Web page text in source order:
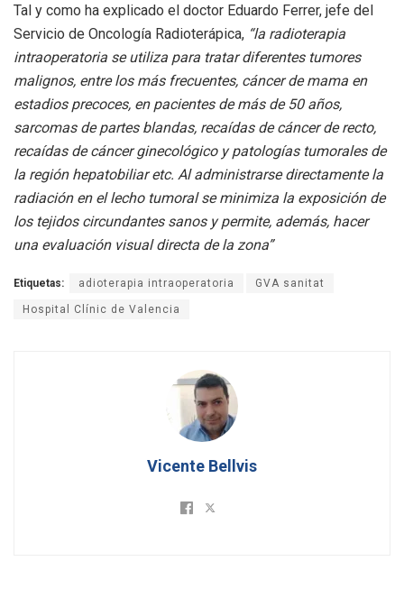
Tal y como ha explicado el doctor Eduardo Ferrer, jefe del
Servicio de Oncología Radioterápica, “la radioterapia
intraoperatoria se utiliza para tratar diferentes tumores
malignos, entre los más frecuentes, cáncer de mama en
estadios precoces, en pacientes de más de 50 años,
sarcomas de partes blandas, recaídas de cáncer de recto,
recaídas de cáncer ginecológico y patologías tumorales de
la región hepatobiliar etc. Al administrarse directamente la
radiación en el lecho tumoral se minimiza la exposición de
los tejidos circundantes sanos y permite, además, hacer
una evaluación visual directa de la zona”
Etiquetas: adioterapia intraoperatoria GVA sanitat
Hospital Clínic de Valencia
Vicente Bellvis